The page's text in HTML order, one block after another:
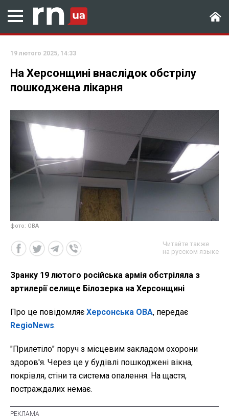
19 лютого 2025, 14:33
На Херсонщині внаслідок обстрілу
пошкоджена лікарня
фото: ОВА
Читайте также
на русском языке
Зранку 19 лютого російська армія обстріляла з
артилерії селище Білозерка на Херсонщині
Про це повідомляє Херсонська ОВА, передає
RegioNews.
"Прилетіло" поруч з місцевим закладом охорони
здоров'я. Через це у будівлі пошкоджені вікна,
покрівля, стіни та система опалення. На щастя,
постраждалих немає.